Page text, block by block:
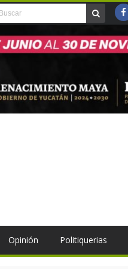
Opinión Politiquerias